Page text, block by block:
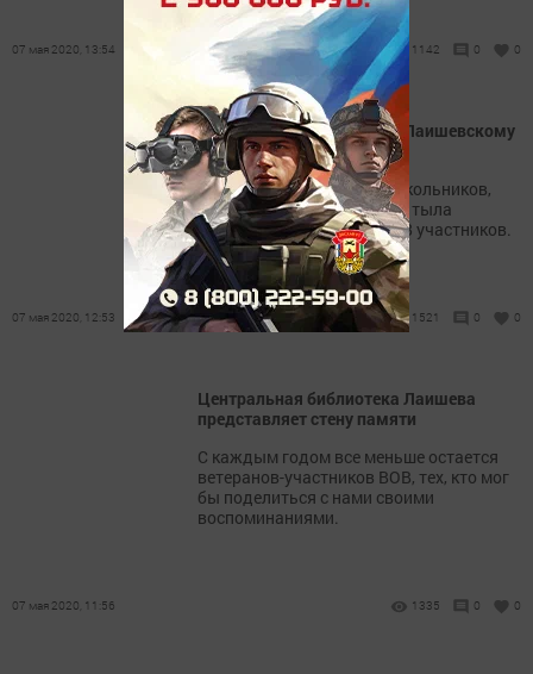
07 мая 2020, 13:54 1142 0 0
Победный май шагает по Лаишевскому
району
Конкурс рисунков среди школьников,
детей войны и тружеников тыла
«Победный май» собрал 48 участников.
07 мая 2020, 12:53 1521 0 0
Центральная библиотека Лаишева
представляет стену памяти
C каждым годом все меньше остается
ветеранов-участников ВОВ, тех, кто мог
бы поделиться с нами своими
воспоминаниями.
07 мая 2020, 11:56 1335 0 0